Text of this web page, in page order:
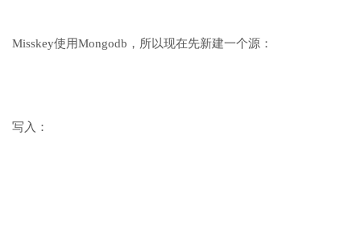
Misskey使用Mongodb，所以现在先新建一个源：
写入：